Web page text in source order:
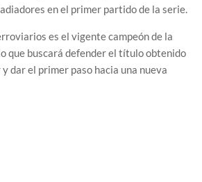
en el primer partido de la serie.
es el vigente campeón de la
que buscará defender el título obtenido
dar el primer paso hacia una nueva